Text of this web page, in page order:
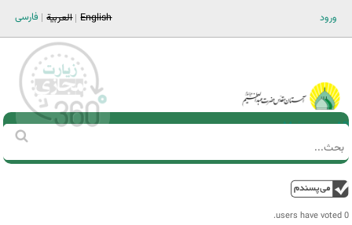
ورود فارسی العربية English
Main men-AR
استمارة
‏
0 users have voted.